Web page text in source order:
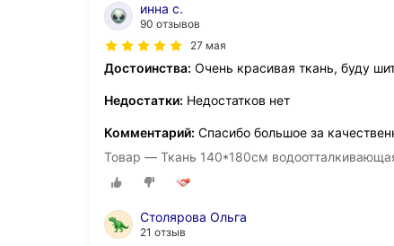
инна с.
90 отзывов
27 мая
Достоинства: Очень красивая ткань, буду
Недостатки: Недостатков нет
Комментарий: Спасибо большое за
Товар — Ткань 140*180см
Столярова Ольга
21 отзыв